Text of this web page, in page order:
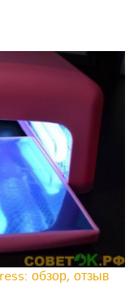
обзор, отзыв